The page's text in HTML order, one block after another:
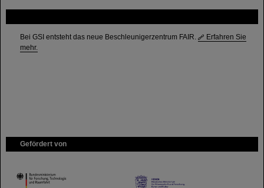
Bei GSI entsteht das neue Beschleunigerzentrum FAIR.
Erfahren Sie
mehr.
Gefördert von
HMWK